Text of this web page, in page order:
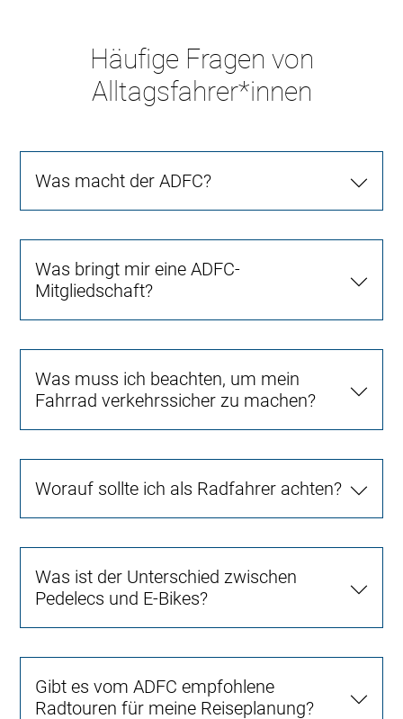
Häufige Fragen von
Alltagsfahrer*innen
Was macht der ADFC?
Was bringt mir eine ADFC-
Mitgliedschaft?
Was muss ich beachten, um mein
Fahrrad verkehrssicher zu machen?
Worauf sollte ich als Radfahrer achten?
Was ist der Unterschied zwischen
Pedelecs und E-Bikes?
Gibt es vom ADFC empfohlene
Radtouren für meine Reiseplanung?